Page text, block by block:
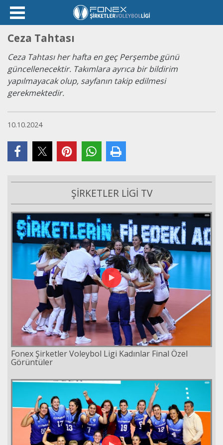
Ceza Tahtası
Ceza Tahtası her hafta en geç Perşembe günü
güncellenecektir. Takımlara ayrıca bir bildirim
yapılmayacak olup, sayfanın takip edilmesi
gerekmektedir.
10.10.2024
ŞİRKETLER LİGİ TV
Fonex Şirketler Voleybol Ligi Kadınlar Final Özel
Görüntüler